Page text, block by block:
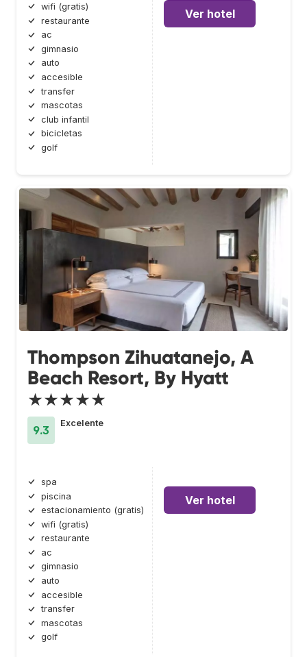
wifi (gratis)
restaurante
ac
gimnasio
auto
accesible
transfer
mascotas
club infantil
bicicletas
golf
Ver hotel
Thompson Zihuatanejo, A
Beach Resort, By Hyatt
★★★★★
9.3
Excelente
spa
piscina
estacionamiento (gratis)
wifi (gratis)
restaurante
ac
gimnasio
auto
accesible
transfer
mascotas
golf
Ver hotel